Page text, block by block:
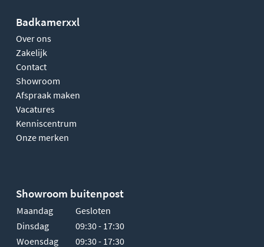
Badkamerxxl
Over ons
Zakelijk
Contact
Showroom
Afspraak maken
Vacatures
Kenniscentrum
Onze merken
Showroom buitenpost
Maandag
Gesloten
Dinsdag
09:30 - 17:30
Woensdag
09:30 - 17:30